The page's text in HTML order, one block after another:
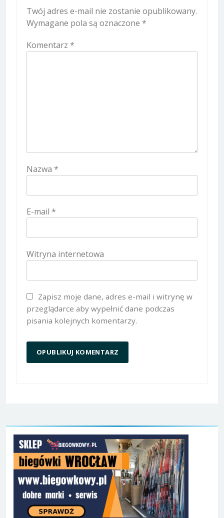
Twój adres e-mail nie zostanie opublikowany.
Wymagane pola są oznaczone *
Komentarz *
Nazwa *
E-mail *
Witryna internetowa
Zapisz moje dane, adres e-mail i witrynę w
przeglądarce aby wypełnić dane podczas
pisania kolejnych komentarzy.